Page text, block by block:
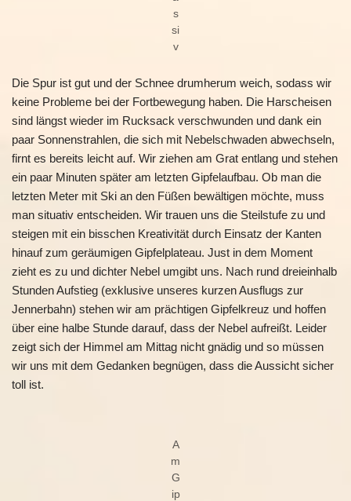
s
si
v
Die Spur ist gut und der Schnee drumherum weich, sodass wir
keine Probleme bei der Fortbewegung haben. Die Harscheisen
sind längst wieder im Rucksack verschwunden und dank ein
paar Sonnenstrahlen, die sich mit Nebelschwaden abwechseln,
firnt es bereits leicht auf. Wir ziehen am Grat entlang und stehen
ein paar Minuten später am letzten Gipfelaufbau. Ob man die
letzten Meter mit Ski an den Füßen bewältigen möchte, muss
man situativ entscheiden. Wir trauen uns die Steilstufe zu und
steigen mit ein bisschen Kreativität durch Einsatz der Kanten
hinauf zum geräumigen Gipfelplateau. Just in dem Moment
zieht es zu und dichter Nebel umgibt uns. Nach rund dreieinhalb
Stunden Aufstieg (exklusive unseres kurzen Ausflugs zur
Jennerbahn) stehen wir am prächtigen Gipfelkreuz und hoffen
über eine halbe Stunde darauf, dass der Nebel aufreißt. Leider
zeigt sich der Himmel am Mittag nicht gnädig und so müssen
wir uns mit dem Gedanken begnügen, dass die Aussicht sicher
toll ist.
A
m
G
ip